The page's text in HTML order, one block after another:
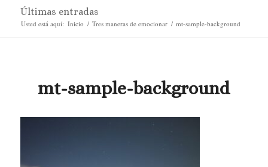
Últimas entradas
Usted está aquí: Inicio / Tres maneras de emocionar / mt-sample-background
mt-sample-background